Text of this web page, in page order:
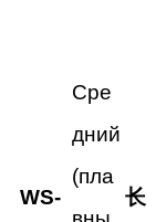
WS-
Сре
дний
(пла
长